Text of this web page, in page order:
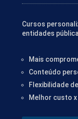
Cursos
entidades
Mais
Conteúdo
Flexibilidade
Melhor custo